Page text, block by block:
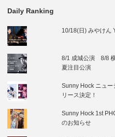
Daily Ranking
10/18(日) みやけん
8/1 成城公演 8/8
夏注目公演
Sunny Hock ニュー
リース決定！
Sunny Hock 1st
のお知らせ